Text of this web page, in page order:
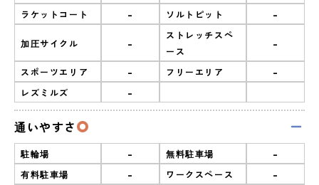
ラケットコート - ソルトピット -
加圧サイクル -
ストレッチスペ
ース
-
スポーツエリア - フリーエリア -
レズミルズ -
通いやすさ
駐輪場 - 無料駐車場 -
有料駐車場 - ワークスペース -